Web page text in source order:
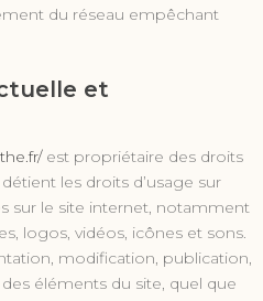
du réseau empêchant
et
est propriétaire des droits
les droits d’usage sur
sur le site internet, notamment
logos, vidéos, icônes et sons.
modification, publication,
éléments du site, quel que